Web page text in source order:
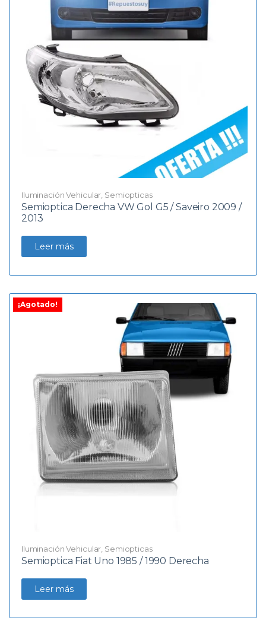
Iluminación Vehicular Semiopticas
Semioptica Derecha VW Gol G5 / Saveiro 2009 /
2013
Leer más
¡Agotado!
Iluminación Vehicular Semiopticas
Semioptica Fiat Uno 1985 / 1990 Derecha
Leer más